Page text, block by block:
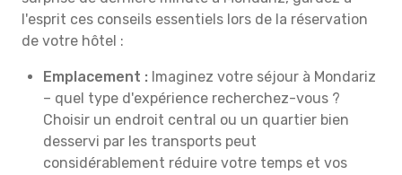
l'esprit ces conseils essentiels lors de la réservation
de votre hôtel :
Emplacement : Imaginez votre séjour à Mondariz
– quel type d'expérience recherchez-vous ?
Choisir un endroit central ou un quartier bien
desservi par les transports peut
considérablement réduire votre temps et vos